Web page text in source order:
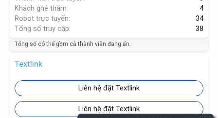
Khách ghé thăm
4
Robot trực tuyến
34
Tổng số truy cập
38
Tổng số có thể gồm cả thành viên đang ẩn.
Textlink
Liên hệ đặt Textlink
Liên hệ đặt Textlink